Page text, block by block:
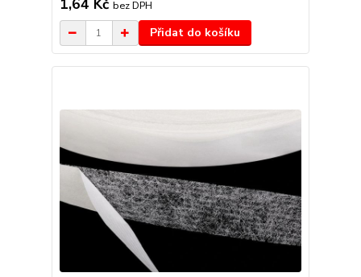
1,64 Kč bez DPH
Přidat do košíku